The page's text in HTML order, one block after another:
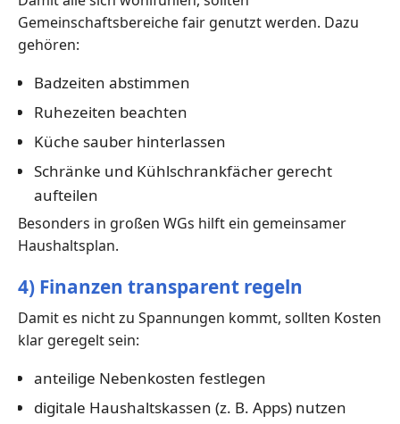
Gemeinschaftsbereiche fair genutzt werden. Dazu
gehören:
Badzeiten abstimmen
Ruhezeiten beachten
Küche sauber hinterlassen
Schränke und Kühlschrankfächer gerecht
aufteilen
Besonders in großen WGs hilft ein gemeinsamer
Haushaltsplan.
4) Finanzen transparent regeln
Damit es nicht zu Spannungen kommt, sollten Kosten
klar geregelt sein:
anteilige Nebenkosten festlegen
digitale Haushaltskassen (z. B. Apps) nutzen